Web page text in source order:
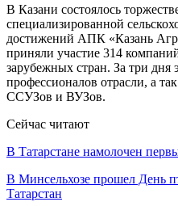
В Казани состоялось
специализированной
достижений АПК «Казань
приняли участие 314
зарубежных стран. За три дня
профессионалов отрасли, а
ССУЗов и ВУЗов.
Сейчас читают
В Татарстане намолочен
В Минсельхозе прошел День
Татарстан